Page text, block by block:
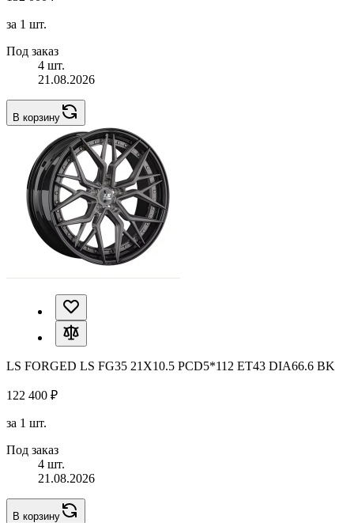
за 1 шт.
Под заказ
4 шт.
21.08.2026
В корзину
LS FORGED LS FG35 21X10.5 PCD5*112 ET43 DIA66.6 BK
122 400 ₽
за 1 шт.
Под заказ
4 шт.
21.08.2026
В корзину